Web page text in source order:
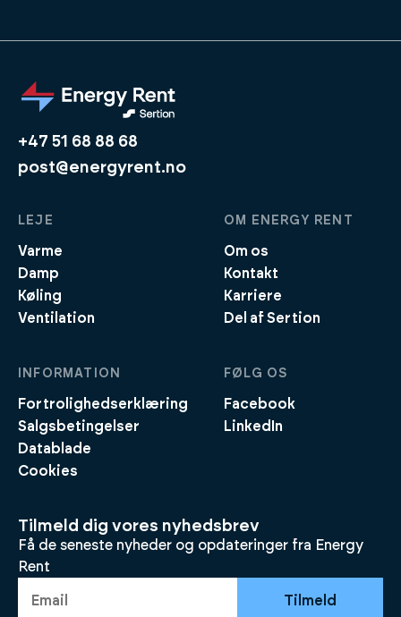
+47 51 68 88 68
post@energyrent.no
LEJE
Varme
Damp
Køling
Ventilation
OM ENERGY RENT
Om os
Kontakt
Karriere
Del af Sertion
INFORMATION
Fortrolighedserklæring
Salgsbetingelser
Datablade
Cookies
FØLG OS
Facebook
LinkedIn
Tilmeld dig vores nyhedsbrev
Få de seneste nyheder og opdateringer fra Energy
Rent
Tilmeld